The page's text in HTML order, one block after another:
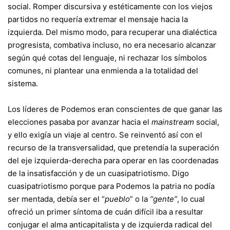
social. Romper discursiva y estéticamente con los viejos
partidos no requería extremar el mensaje hacia la
izquierda. Del mismo modo, para recuperar una dialéctica
progresista, combativa incluso, no era necesario alcanzar
según qué cotas del lenguaje, ni rechazar los símbolos
comunes, ni plantear una enmienda a la totalidad del
sistema.
Los líderes de Podemos eran conscientes de que ganar las
elecciones pasaba por avanzar hacia el mainstream social,
y ello exigía un viaje al centro. Se reinventó así con el
recurso de la transversalidad, que pretendía la superación
del eje izquierda-derecha para operar en las coordenadas
de la insatisfacción y de un cuasipatriotismo. Digo
cuasipatriotismo porque para Podemos la patria no podía
ser mentada, debía ser el “pueblo” o la “gente”, lo cual
ofreció un primer síntoma de cuán difícil iba a resultar
conjugar el alma anticapitalista y de izquierda radical del